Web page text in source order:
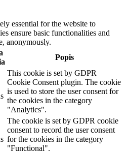
essential for the website to
ensure basic functionalities and
anonymously.
Popis
This cookie is set by GDPR
Cookie Consent plugin. The cookie
is used to store the user consent for
the cookies in the category
"Analytics".
The cookie is set by GDPR cookie
consent to record the user consent
for the cookies in the category
"Functional".